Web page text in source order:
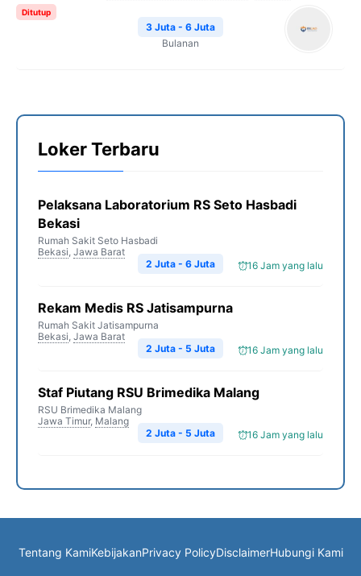
Ditutup
3 Juta - 6 Juta
Bulanan
Loker Terbaru
Pelaksana Laboratorium RS Seto Hasbadi
Bekasi
Rumah Sakit Seto Hasbadi
Bekasi, Jawa Barat
16 Jam yang lalu
2 Juta - 6 Juta
Rekam Medis RS Jatisampurna
Rumah Sakit Jatisampurna
Bekasi, Jawa Barat
16 Jam yang lalu
2 Juta - 5 Juta
Staf Piutang RSU Brimedika Malang
RSU Brimedika Malang
Jawa Timur, Malang
16 Jam yang lalu
2 Juta - 5 Juta
Tentang KamiKebijakanPrivacy PolicyDisclaimerHubungi Kami